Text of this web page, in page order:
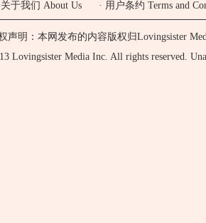
关于我们 About Us · 用户条约 Terms and
声明：本网发布的内容版权归Lovingsister
Lovingsister Media Inc. All rights reserved.